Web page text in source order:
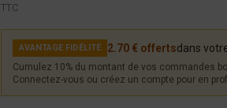
TTC
AVANTAGE FIDÉLITÉ 2.70 € offertsdans
Cumulez 10% du montant de vos commandes
Connectez-vous ou créez un compte pour en